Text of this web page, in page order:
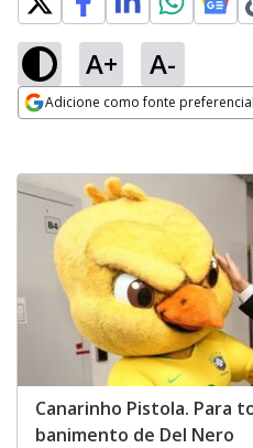
A+ A-
Adicione como fonte
Canarinho Pistola. Para
banimento de Del Nero